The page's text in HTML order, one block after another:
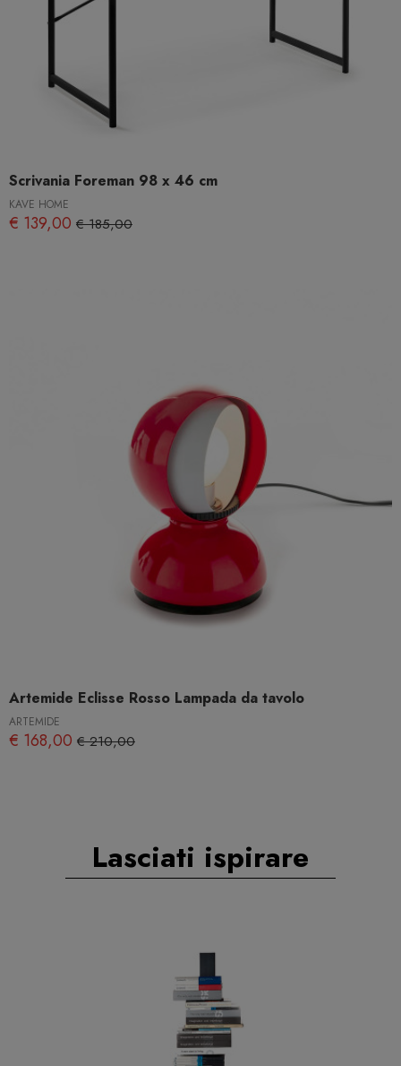
Scrivania Foreman 98 x 46 cm
KAVE HOME
€ 139,00 € 185,00
Artemide Eclisse Rosso Lampada da tavolo
ARTEMIDE
€ 168,00 € 210,00
Lasciati ispirare